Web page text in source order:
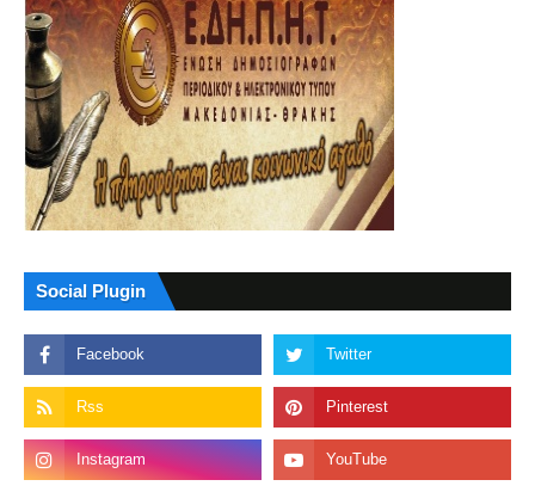
Social Plugin